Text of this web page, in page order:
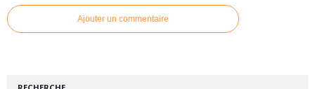
Ajouter un commentaire